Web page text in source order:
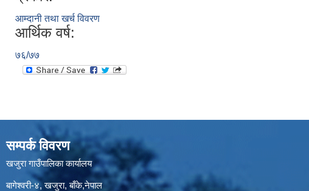
आम्दानी तथा खर्च विवरण
आर्थिक वर्ष:
७६/७७
सम्पर्क विवरण
खजुरा गाउँपालिका कार्यालय
बागेश्वरी-४, खजुरा, बाँके,नेपाल